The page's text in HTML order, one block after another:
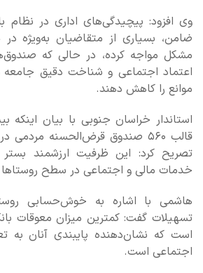
وی افزود: پیچیدگی‌های اداری در نظام
ضامن، بسیاری از متقاضیان به‌ویژه در
مشکل مواجه کرده، در حالی که
اعتماد اجتماعی و شناخت دقیق جامعه
موانع را کاهش دهند.
قالب ۵۶۰ صندوق قرض‌الحسنه
تصریح کرد: این ظرفیت ارزشمند
خدمات مالی و اجتماعی در سطح
هاشمی با اشاره به خوش‌حسابی
تسهیلات گفت: کمترین میزان معوقات
است که نشان‌دهنده پایبندی آنان به
اجتماعی است.